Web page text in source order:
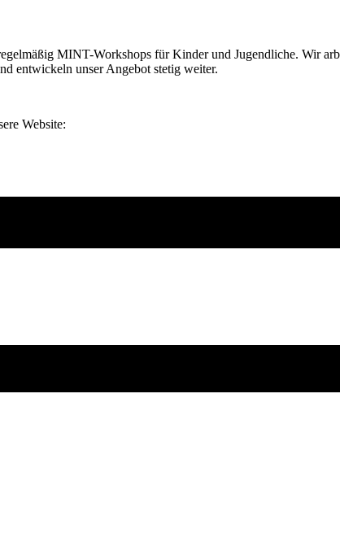
MINT-Workshops für Kinder und Jugendliche. Wir
entwickeln unser Angebot stetig weiter.
Website: